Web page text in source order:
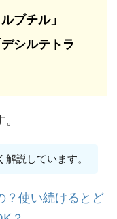
ブチル」
デシルテトラ
説しています。
？使い続けるとど